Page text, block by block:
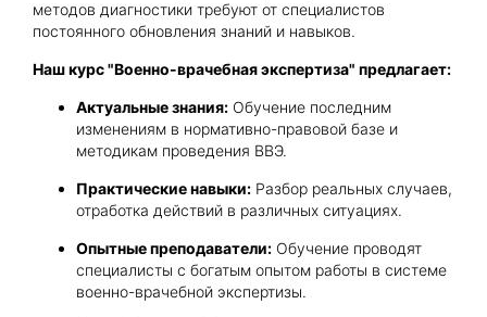
методов диагностики требуют от специалистов
постоянного обновления знаний и навыков.
Наш курс "Военно-врачебная экспертиза" предлагает:
Актуальные знания: Обучение последним
изменениям в нормативно-правовой базе и
методикам проведения ВВЭ.
Практические навыки: Разбор реальных случаев,
отработка действий в различных ситуациях.
Опытные преподаватели: Обучение проводят
специалисты с богатым опытом работы в системе
военно-врачебной экспертизы.